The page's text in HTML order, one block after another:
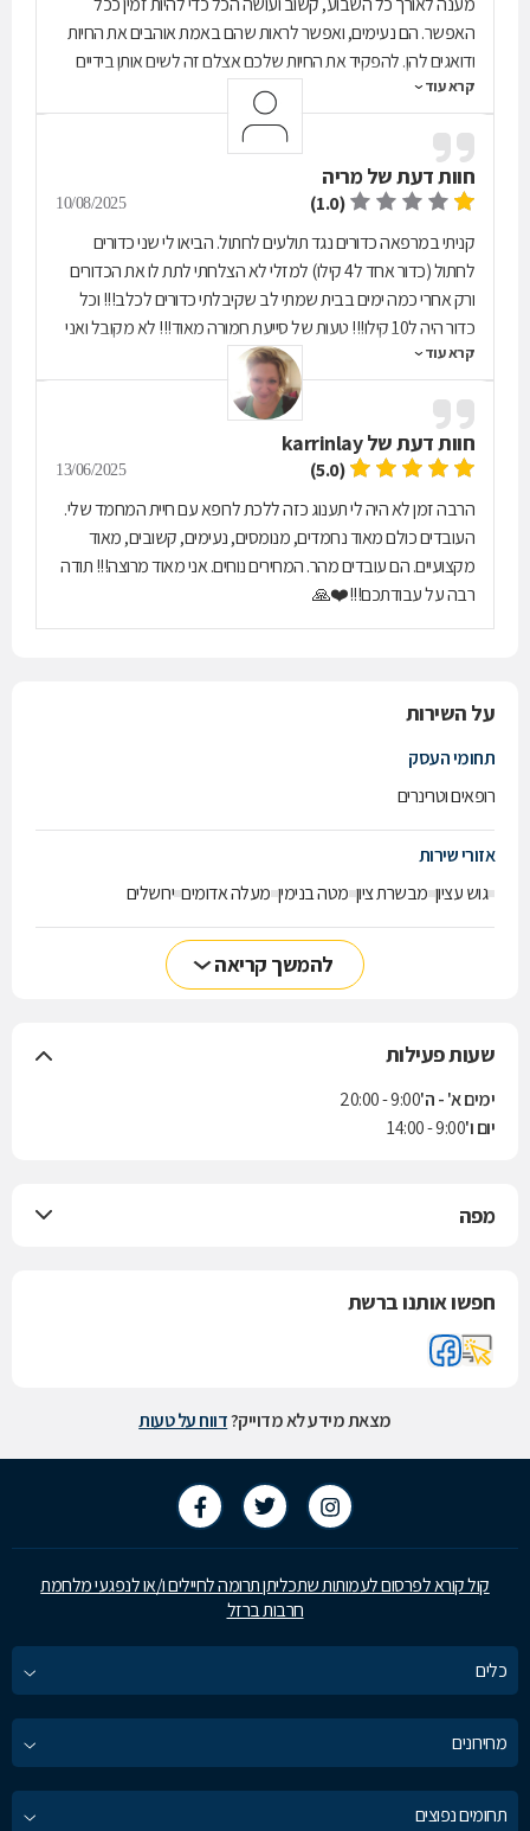
האפשר. הם נעימים, ואפשר לראות שהם באמת אוהבים את החיות
ודואגים להן. להפקיד את החיות שלכם אצלם זה לשים אותן בידיים
הכי טובות
קרא עוד
חוות דעת שלמריה
(1.0)
10/08/2025
קניתי במרפאה כדורים נגד תולעים לחתול. הביאו לי שני כדורים
לחתול (כדור אחד ל4 קילו) למזלי לא הצלחתי לתת לו את הכדורים
ורק אחרי כמה ימים בבית שמתי לב שקיבלתי כדורים לכלב!!! וכל
כדור היה ל10 קילו!!! טעות של סייעת חמורה מאוד!!! לא מקובל ואני
מה אתם באמת מקבלים
קרא עוד
חוות דעת שלkarrinlay
(5.0)
13/06/2025
הרבה זמן לא היה לי תענוג כזה ללכת לרופא עם חיית המחמד שלי.
העובדים כולם מאוד נחמדים, מנומסים, נעימים, קשובים, מאוד
מקצועיים. הם עובדים מהר. המחירים נוחים. אני מאוד מרוצה!!! תודה
רבה על עבודתכם!!!❤️🙏
על השירות
תחומי העסק
רופאים וטרינרים
אזורי שירות
גוש עציון מבשרת ציון מטה בנימין מעלה אדומים ירושלים
להמשך קריאה
שעות פעילות
ימים א' - ה'9:00 - 20:00
יום ו'9:00 - 14:00
מפה
חפשו אותנו ברשת
מצאת מידע לא מדוייק?דווח על טעות
קול קורא לפרסום לעמותות שתכליתן תרומה לחיילים ו/או לנפגעי מלחמת
חרבות ברזל
כלים
מחירונים
תחומים נפוצים